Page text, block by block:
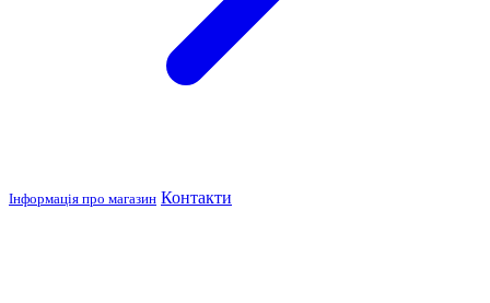
Інформація про магазин Контакти